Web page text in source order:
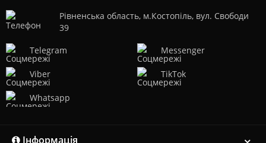
Рівненська область, м.Костопіль, вул. Свободи
39
Telegram
Viber
Whatsapp
Messenger
TikTok
Інформація